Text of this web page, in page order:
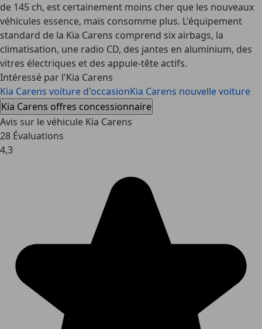
de 145 ch, est certainement moins cher que les nouveaux
véhicules essence, mais consomme plus. L'équipement
standard de la Kia Carens comprend six airbags, la
climatisation, une radio CD, des jantes en aluminium, des
vitres électriques et des appuie-tête actifs.
Intéressé par l'Kia Carens
Kia Carens voiture d'occasionKia Carens nouvelle voiture
Kia Carens offres concessionnaire
Avis sur le véhicule Kia Carens
28 Évaluations
4,3